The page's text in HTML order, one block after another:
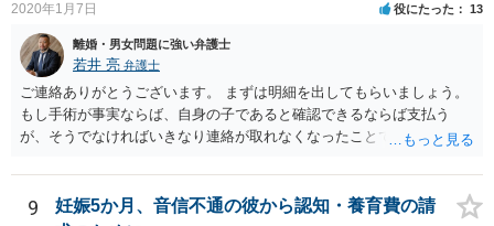
2020年1月7日 役にたった 13
離婚・男女問題に強い弁護士
若井 亮 弁護士
ご連絡ありがとうございます。 まずは明細を出してもらいましょう。
もし手術が事実ならば、自身の子であると確認できるならば支払う
が、そうでなければいきなり連絡が取れなくなったことで不信感もあ
してはいかがでしょうか。 代理人となる場合ですが、事務所ごとにま
ちまちです。 弊所の場合、交渉をお受けするとなると20万円くらいが
9
妊娠5か月、音信不通の彼から認知・養育費の請